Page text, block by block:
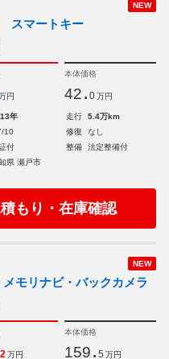
NEW
スマートキー
円
本体価格
42. 0 万円
年 走行
5.4万km
10 修復
なし
付 整備
法定整備付
県 瀬戸市
積もり・在庫確認
NEW
モリナビ・バックカメラ
2 万円
本体価格
159. 5 万円